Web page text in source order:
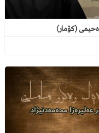
(کۆمار)